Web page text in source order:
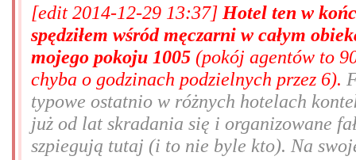
[edit 2014-12-29 13:37] Hotel ten w
spędziłem wśród męczarni w całym
mojego pokoju 1005 (pokój agentów to
chyba o godzinach podzielnych przez 6).
typowe ostatnio w różnych hotelach
już od lat skradania się i organizowane
szpiegują tutaj (i to nie byle kto). Na